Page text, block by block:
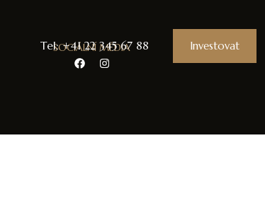
Tel: +41 22 345 67 88 Investovat
SOCIÁLNÍ MÉDIA